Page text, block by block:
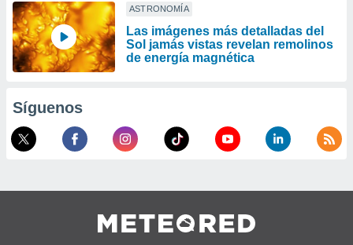
ASTRONOMÍA
Las imágenes más detalladas del
Sol jamás vistas revelan remolinos
de energía magnética
Síguenos